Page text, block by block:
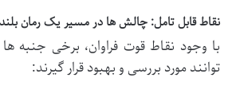
نقاط قابل تامل: چالش ها در مسیر یک رمان بلند
با وجود نقاط قوت فراوان، برخی جنبه
توانند مورد بررسی و بهبود قرار گیرند: